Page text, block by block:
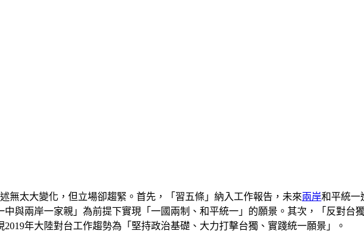
無太大變化，但立場卻趨緊。首先，「習五條」納入工作報告，未來兩岸和平統一
與兩岸一家親」為前提下實現「一國兩制、和平統一」的願景。其次，「反對台
年大陸對台工作趨勢為「堅持政治基礎、大力打擊台獨、實踐統一願景」。